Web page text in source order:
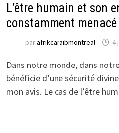
L’être humain et son
constamment menacé
parafrikcaraibmontreal 4
Dans notre monde, dans
bénéficie d’une sécurité
mon avis. Le cas de l’être